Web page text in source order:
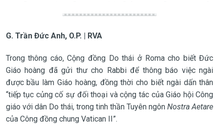
G. Trần Đức Anh, O.P. | RVA
Trong thông cáo, Cộng đồng Do thái ở Roma cho biết Đức
Giáo hoàng đã gửi thư cho Rabbi để thông báo việc ngài
được bầu làm Giáo hoàng, đồng thời cho biết ngài dấn thân
“tiếp tục củng cố sự đối thoại và cộng tác của Giáo hội Công
giáo với dân Do thái, trong tinh thần Tuyên ngônNostra Aetare
của Công đồng chung Vatican II”.